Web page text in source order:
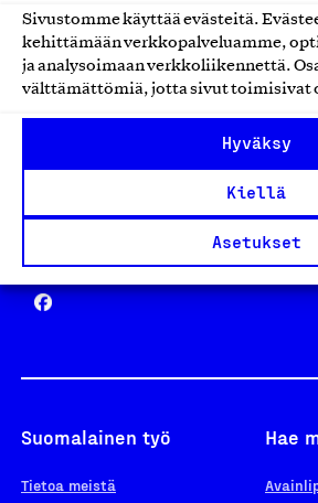
Sivustomme käyttää evästeitä.
kehittämään verkkopalveluamme,
ja analysoimaan verkkoliikennettä.
välttämättömiä, jotta sivut toimisivat
Hyväksy
Kiellä
Asetukset
Avainlippu
Yhteiskunnallinen Yritys -merkki
Suomalainen työ
Tietoa meistä
Hae